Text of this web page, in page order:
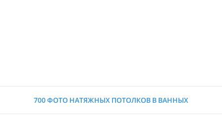
700 ФОТО НАТЯЖНЫХ ПОТОЛКОВ В ВАННЫХ